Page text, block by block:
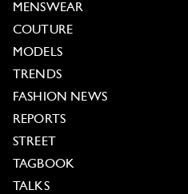
MENSWEAR
COUTURE
MODELS
TRENDS
FASHION NEWS
REPORTS
STREET
TAGBOOK
TALKS